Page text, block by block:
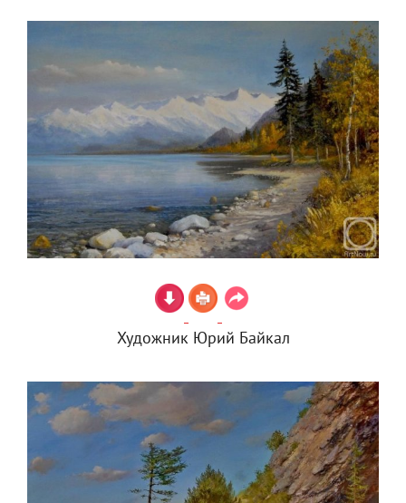
Художник Юрий Байкал